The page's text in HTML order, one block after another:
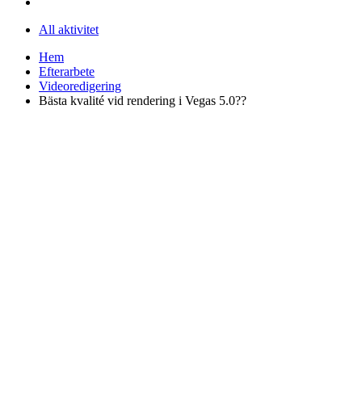
All aktivitet
Hem
Efterarbete
Videoredigering
Bästa kvalité vid rendering i Vegas 5.0??